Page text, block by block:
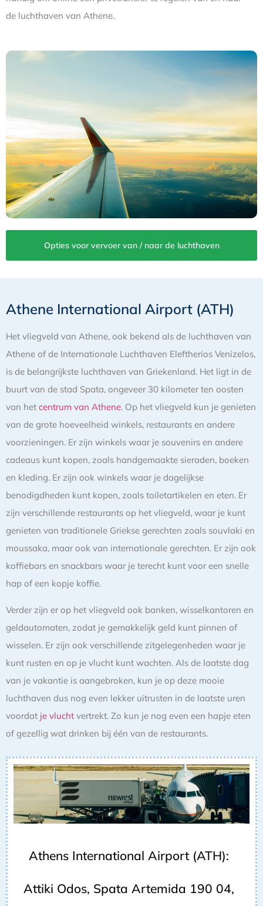
de luchthaven van Athene.
Opties voor vervoer van / naar de luchthaven
Athene International Airport (ATH)
Het vliegveld van Athene, ook bekend als de luchthaven van
Athene of de Internationale Luchthaven Eleftherios Venizelos,
is de belangrijkste luchthaven van Griekenland. Het ligt in de
buurt van de stad Spata, ongeveer 30 kilometer ten oosten
van het centrum van Athene. Op het vliegveld kun je genieten
van de grote hoeveelheid winkels, restaurants en andere
voorzieningen. Er zijn winkels waar je souvenirs en andere
cadeaus kunt kopen, zoals handgemaakte sieraden, boeken
en kleding. Er zijn ook winkels waar je dagelijkse
benodigdheden kunt kopen, zoals toiletartikelen en eten. Er
zijn verschillende restaurants op het vliegveld, waar je kunt
genieten van traditionele Griekse gerechten zoals souvlaki en
moussaka, maar ook van internationale gerechten. Er zijn ook
koffiebars en snackbars waar je terecht kunt voor een snelle
hap of een kopje koffie.
Verder zijn er op het vliegveld ook banken, wisselkantoren en
geldautomaten, zodat je gemakkelijk geld kunt pinnen of
wisselen. Er zijn ook verschillende zitgelegenheden waar je
kunt rusten en op je vlucht kunt wachten. Als de laatste dag
van je vakantie is aangebroken, kun je op deze mooie
luchthaven dus nog even lekker uitrusten in de laatste uren
voordat je vlucht vertrekt. Zo kun je nog even een hapje eten
of gezellig wat drinken bij één van de restaurants.
Athens International Airport (ATH):
Attiki Odos, Spata Artemida 190 04,